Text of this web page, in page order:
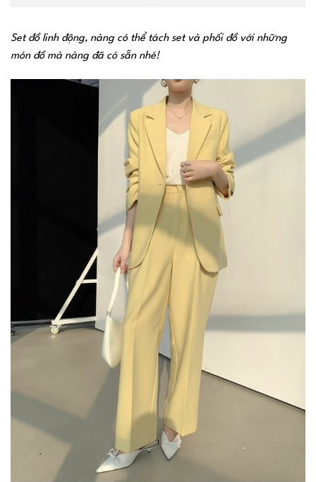
Set đồ linh động, nàng có thể tách set và phối đồ với những
món đồ mà nàng đã có sẵn nhé!